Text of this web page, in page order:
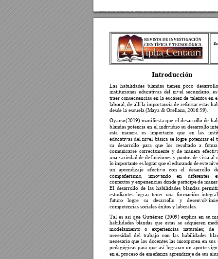
Introducción
Las habilidades blandas tienen poco desar
instituciones educativas del nivel secundario,
traer consecuencias en la escasez de talentos en
laboral, de allí la importancia de reforzar estas
desde la escuela (Maya & Orellana, 2016:59).
Oyarzo(2019) manifiesta que el desarrollo de
blandas potencia en el individuo su desarrollo i
esta manera es importante que en las
educativas del nivel básica se logre potenciar el
su desarrollo para que los resultado a futur
comunicarse correctamente y de manera ef
una variedad de definiciones y puntos de vista al
lo importante es lograr que el educando de este
un aprendizaje efectivo con el desarrollo
compañerismo,
innovando en diferentes
contextos y experiencias donde participe de m
El desarrollo de las habilidades blandas
estudiantes lograr tener una formación integ
futuro
logre su desarrollo y desenvolvimi
competencias sociales éxitos y laborales.
Tal es así que Gutiérrez (2009) explica en su
habilidades blandas que estas se adquieren
modelamiento
o experiencias naturales;
de
necesidad del trabajo con las habilidades
necesario que los docentes las incorporen en sus
pedagógicas para que así lograran un aporte
en el proceso de enseñanza aprendizaje de sus alu